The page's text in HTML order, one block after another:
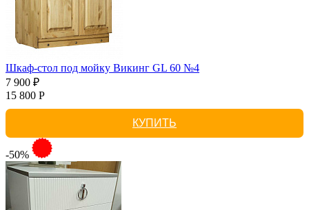
Шкаф-стол под мойку Викинг GL 60 №4
7 900 ₽
15 800 Р
КУПИТЬ
-50%